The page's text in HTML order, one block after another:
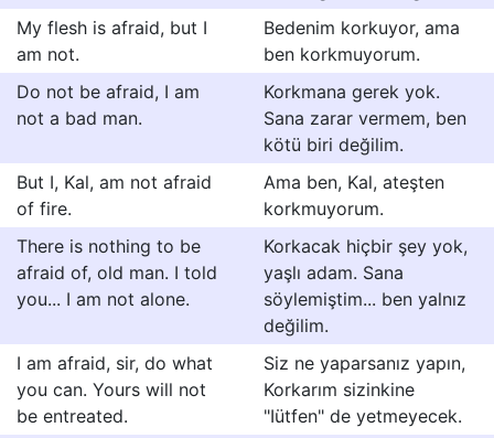
My flesh is afraid, but I
am not.
Bedenim korkuyor, ama
ben korkmuyorum.
Do not be afraid, I am
not a bad man.
Korkmana gerek yok.
Sana zarar vermem, ben
kötü biri değilim.
But I, Kal, am not afraid
of fire.
Ama ben, Kal, ateşten
korkmuyorum.
There is nothing to be
afraid of, old man. I told
you... I am not alone.
Korkacak hiçbir şey yok,
yaşlı adam. Sana
söylemiştim... ben yalnız
değilim.
I am afraid, sir, do what
you can. Yours will not
be entreated.
Siz ne yaparsanız yapın,
Korkarım sizinkine
"Iütfen" de yetmeyecek.